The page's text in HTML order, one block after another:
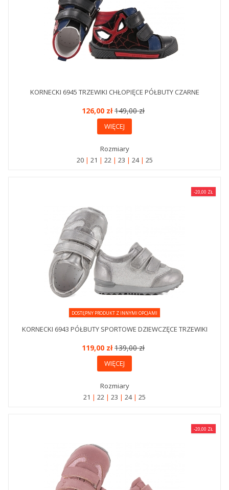
KORNECKI 6945 TRZEWIKI CHŁOPIĘCE PÓŁBUTY CZARNE
126,00 zł149,00 zł
WIĘCEJ
Rozmiary
20
21 22 23 24 25
-20,00 ZŁ
DOSTĘPNY PRODUKT Z INNYMI OPCJAMI
KORNECKI 6943 PÓŁBUTY SPORTOWE DZIEWCZĘCE TRZEWIKI
119,00 zł139,00 zł
WIĘCEJ
Rozmiary
21
22 23 24 25
-20,00 ZŁ